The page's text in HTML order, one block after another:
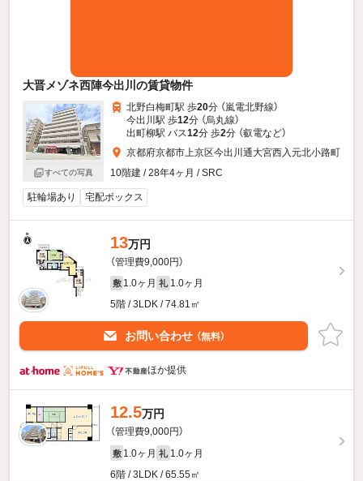
大晋メゾネ西陣今出川の賃貸物件
すべての写真
北野白梅町駅 歩20分 （嵐電北野線）
今出川駅 歩12分 （烏丸線）
出町柳駅 バス12分 歩2分 （叡電など）
京都府京都市上京区今出川通大宮西入元北小路町
10階建 / 28年4ヶ月 / SRC
駐輪場あり 宅配ボックス
13万円
（管理費9,000円）
敷 1.0ヶ月 礼 1.0ヶ月
5階 / 3LDK / 74.81㎡
お問い合わせ （無料）
ほか提供
12.5万円
（管理費9,000円）
敷 1.0ヶ月 礼 1.0ヶ月
6階 / 3LDK / 65.55㎡